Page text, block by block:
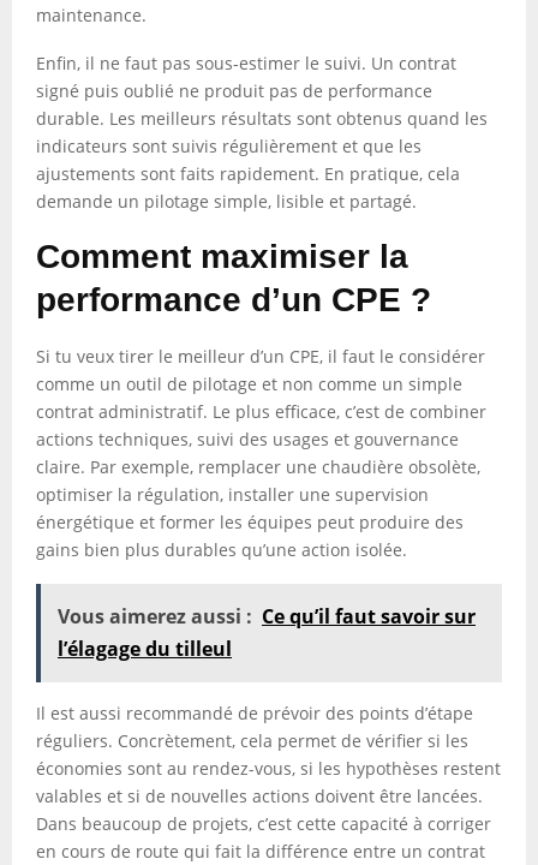
maintenance.
Enfin, il ne faut pas sous-estimer le suivi. Un contrat
signé puis oublié ne produit pas de performance
durable. Les meilleurs résultats sont obtenus quand les
indicateurs sont suivis régulièrement et que les
ajustements sont faits rapidement. En pratique, cela
demande un pilotage simple, lisible et partagé.
Comment maximiser la
performance d’un CPE ?
Si tu veux tirer le meilleur d’un CPE, il faut le considérer
comme un outil de pilotage et non comme un simple
contrat administratif. Le plus efficace, c’est de combiner
actions techniques, suivi des usages et gouvernance
claire. Par exemple, remplacer une chaudière obsolète,
optimiser la régulation, installer une supervision
énergétique et former les équipes peut produire des
gains bien plus durables qu’une action isolée.
Vous aimerez aussi : Ce qu’il faut savoir sur
l’élagage du tilleul
Il est aussi recommandé de prévoir des points d’étape
réguliers. Concrètement, cela permet de vérifier si les
économies sont au rendez-vous, si les hypothèses restent
valables et si de nouvelles actions doivent être lancées.
Dans beaucoup de projets, c’est cette capacité à corriger
en cours de route qui fait la différence entre un contrat